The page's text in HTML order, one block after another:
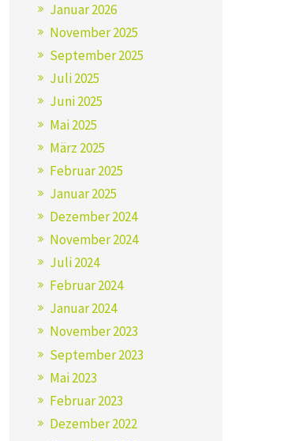
Januar 2026
November 2025
September 2025
Juli 2025
Juni 2025
Mai 2025
März 2025
Februar 2025
Januar 2025
Dezember 2024
November 2024
Juli 2024
Februar 2024
Januar 2024
November 2023
September 2023
Mai 2023
Februar 2023
Dezember 2022